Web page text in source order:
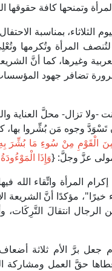
وتمنحها كافة حقوقها
المرأة وتُكرمها
وغيرها، كما أنَّ
تضافر جهود
-ولا تزال- محلَّ العناية
تَسْوَدَّ وجوه مَن بُشِّروا بها،
الْقَوْمِ مِنْ سُوءِ مَا بُشِّرَ
وَإِذَا الْمَوْءُودَةُ سُئِلَتْ
المرأة واتِّقاء
مؤكدًا أنَّ الشريعة
الرجال انتقالَ
جعل برَّ الأم ثلاثة
حقَّ العمل ومشاركة